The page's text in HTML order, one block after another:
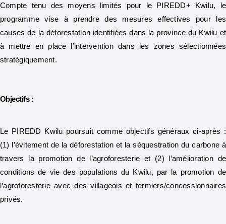
Compte tenu des moyens limités pour le PIREDD+ Kwilu, le
programme vise à prendre des mesures effectives pour les
causes de la déforestation identifiées dans la province du Kwilu et
à mettre en place l’intervention dans les zones sélectionnées
stratégiquement.
Objectifs :
Le PIREDD Kwilu poursuit comme objectifs généraux ci-après :
(1) l’évitement de la déforestation et la séquestration du carbone à
travers la promotion de l’agroforesterie et (2) l’amélioration de
conditions de vie des populations du Kwilu, par la promotion de
l’agroforesterie avec des villageois et fermiers/concessionnaires
privés.